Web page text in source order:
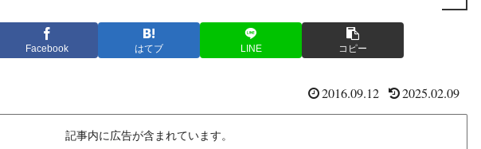
Facebook はてブ LINE コピー
2016.09.12 2025.02.09
記事内に広告が含まれています。